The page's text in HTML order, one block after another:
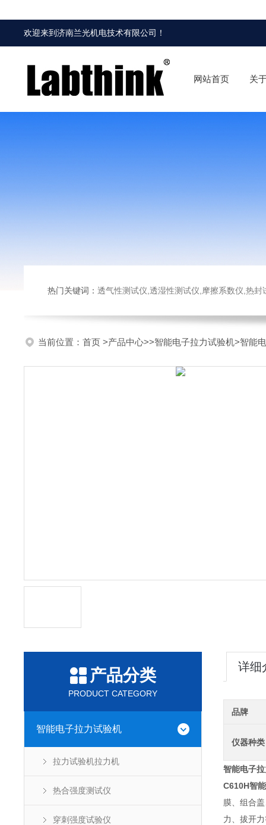
欢迎来到济南兰光机电技术有限公司 ！
网站首页 关
热门关键词： 透气性测试仪,透湿性测试仪,摩擦系数仪,热封试验仪,
当前位置： 首页 >产品中心>>智能电子拉力试验机>智能
产品分类
PRODUCT CATEGORY
智能电子拉力试验机
拉力试验机拉力机
热合强度测试仪
穿刺强度试验仪
详细
品牌
仪器种类
智能电子
C610H智
膜、组合
力、拔开